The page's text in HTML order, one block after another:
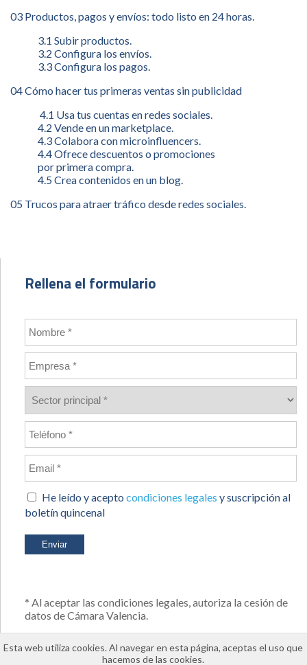
03 Productos, pagos y envíos: todo listo en 24 horas.
3.1 Subir productos.
3.2 Configura los envíos.
3.3 Configura los pagos.
04 Cómo hacer tus primeras ventas sin publicidad
4.1 Usa tus cuentas en redes sociales.
4.2 Vende en un marketplace.
4.3 Colabora con microinfluencers.
4.4 Ofrece descuentos o promociones
por primera compra.
4.5 Crea contenidos en un blog.
05 Trucos para atraer tráfico desde redes sociales.
Rellena el formulario
He leído y acepto condiciones legales y suscripción al
boletín quincenal
* Al aceptar las condiciones legales, autoriza la cesión de
datos de Cámara Valencia.
Esta web utiliza cookies. Al navegar en esta página, aceptas el uso que
hacemos de las cookies.